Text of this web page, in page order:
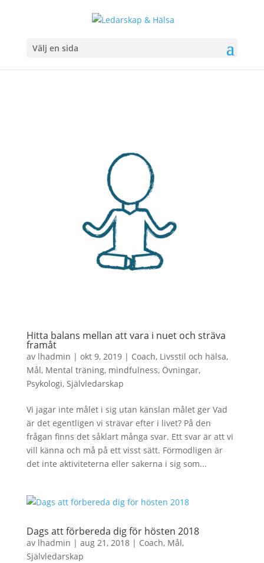
Välj en sida
Hitta balans mellan att vara i nuet och sträva
framåt
av lhadmin | okt 9, 2019| Coach, Livsstil och hälsa,
Mål, Mental träning, mindfulness, Övningar,
Psykologi, Självledarskap
Vi jagar inte målet i sig utan känslan målet ger Vad
är det egentligen vi strävar efter i livet? På den
frågan finns det såklart många svar. Ett svar är att vi
vill känna och må på ett visst sätt. Förmodligen är
det inte aktiviteterna eller sakerna i sig som...
Dags att förbereda dig för hösten 2018
av lhadmin | aug 21, 2018| Coach, Mål,
Självledarskap